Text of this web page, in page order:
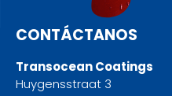
CONTÁCTANOS
Transocean Coatings
Huygensstraat 3